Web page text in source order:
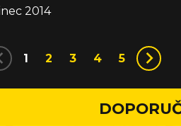
2014
1 2 3 4 5